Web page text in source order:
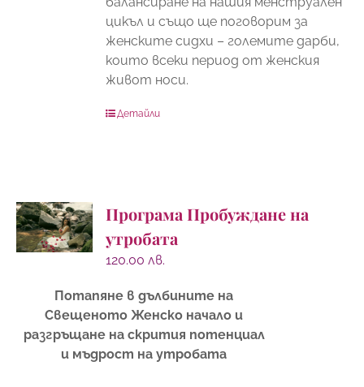
цикъл и също ще поговорим за
женските сидхи – големите дарби,
които всеки период от женския
живот носи.
Детайли
Програма Пробуждане на
утробата
120.00лв.
Потапяне в дълбините на
Свещеното Женско начало и
разгръщане на скрития потенциал
и мъдрост на утробата